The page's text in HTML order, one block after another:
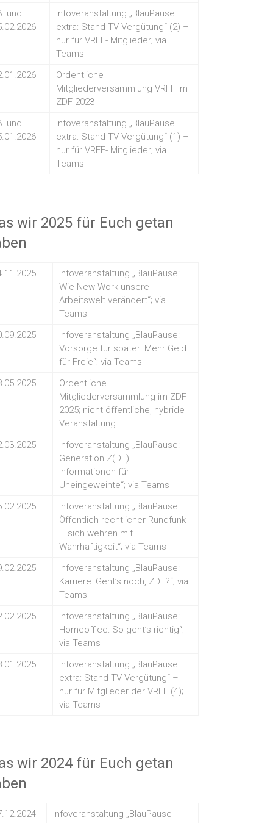
und
Infoveranstaltung „BlauPause
extra: Stand TV Vergütung“ (2) –
nur für VRFF- Mitglieder; via
Teams
Ordentliche
Mitgliederversammlung VRFF im
ZDF 2023
und
Infoveranstaltung „BlauPause
extra: Stand TV Vergütung“ (1) –
nur für VRFF- Mitglieder; via
Teams
wir 2025 für Euch getan
Infoveranstaltung „BlauPause:
Wie New Work unsere
Arbeitswelt verändert“; via
Teams
Infoveranstaltung „BlauPause:
Vorsorge für später: Mehr Geld
für Freie“; via Teams
Ordentliche
Mitgliederversammlung im ZDF
2025; nicht öffentliche, hybride
Veranstaltung.
Infoveranstaltung „BlauPause:
Generation Z(DF) –
Informationen für
Uneingeweihte“; via Teams
Infoveranstaltung „BlauPause:
Öffentlich-rechtlicher Rundfunk
– sich wehren mit
Wahrhaftigkeit“; via Teams
Infoveranstaltung „BlauPause:
Karriere: Geht’s noch, ZDF?“; via
Teams
Infoveranstaltung „BlauPause:
Homeoffice: So geht’s richtig“;
via Teams
Infoveranstaltung „BlauPause
extra: Stand TV Vergütung“ –
nur für Mitglieder der VRFF (4);
via Teams
wir 2024 für Euch getan
Infoveranstaltung „BlauPause